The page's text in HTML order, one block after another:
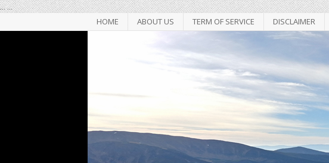
......
HOME ABOUT US TERM OF SERVICE DISCLAIMER